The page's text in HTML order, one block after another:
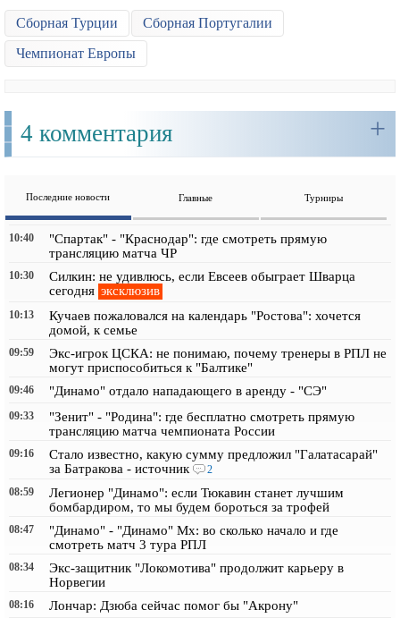
Сборная Турции
Сборная Португалии
Чемпионат Европы
4 комментария +
Последние новости Главные Турниры
10:40
"Спартак" - "Краснодар": где смотреть прямую
трансляцию матча ЧР
10:30
Силкин: не удивлюсь, если Евсеев обыграет Шварца
сегодня эксклюзив
10:13
Кучаев пожаловался на календарь "Ростова": хочется
домой, к семье
09:59
Экс-игрок ЦСКА: не понимаю, почему тренеры в РПЛ не
могут приспособиться к "Балтике"
09:46 "Динамо" отдало нападающего в аренду - "СЭ"
09:33
"Зенит" - "Родина": где бесплатно смотреть прямую
трансляцию матча чемпионата России
09:16
Стало известно, какую сумму предложил "Галатасарай"
за Батракова - источник
2
08:59
Легионер "Динамо": если Тюкавин станет лучшим
бомбардиром, то мы будем бороться за трофей
08:47
"Динамо" - "Динамо" Мх: во сколько начало и где
смотреть матч 3 тура РПЛ
08:34
Экс-защитник "Локомотива" продолжит карьеру в
Норвегии
08:16 Лончар: Дзюба сейчас помог бы "Акрону"